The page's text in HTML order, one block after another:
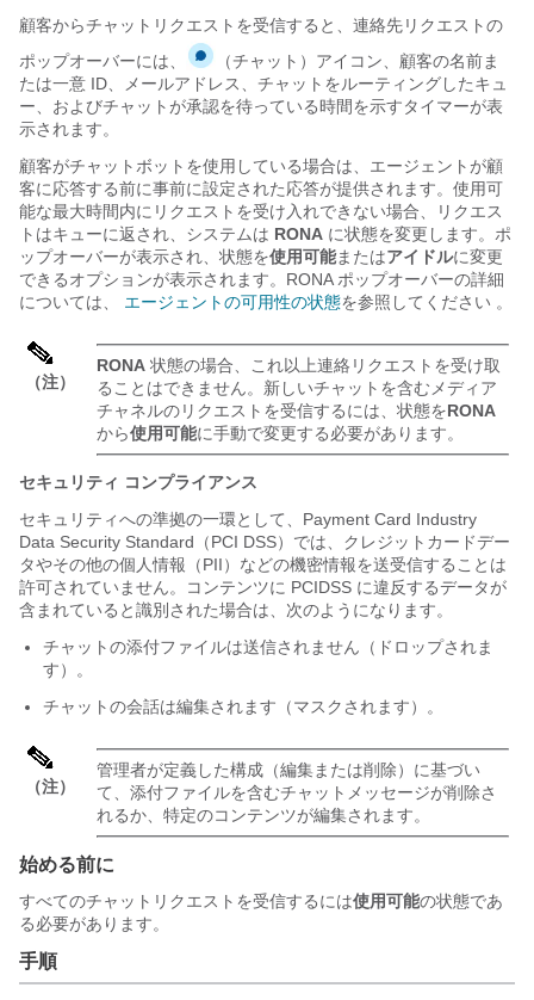
顧客からチャットリクエストを受信すると、連絡先リクエストの
ポップオーバーには、
（チャット）アイコン、顧客の名前ま
たは一意 ID、メールアドレス、チャットをルーティングしたキュ
ー、およびチャットが承認を待っている時間を示すタイマーが表
示されます。
顧客がチャットボット を使用している場合は、エージェントが顧
客に応答する前に事前に設定された応答が提供されます。使用可
能な最大時間内にリクエストを受け入れできない場合、リクエス
トはキューに返され、システムは RONA に状態を変更します。 ポ
ップオーバーが表示され、状態を使用可能またはアイドルに変更
できるオプションが表示されます。RONA ポップオーバーの詳細
については、 エージェントの可用性の状態を参照してください 。
（注）
RONA 状態の場合、これ以上連絡リクエストを受け取
ることはできません。新しいチャットを含むメディア
チャネルのリクエストを受信するには、状態をRONA
から使用可能に手動で変更する必要があります。
セキュリティ コンプライアンス
セキュリティへの準拠の一環として、Payment Card Industry
Data Security Standard（PCI DSS）では、クレジットカードデー
タやその他の個人情報（PII）などの機密情報を送受信することは
許可されていません。コンテンツに PCIDSS に違反するデータが
含まれていると識別された場合は、次のようになります。
チャットの添付ファイルは送信されません（ドロップされま
す）。
チャットの会話は編集されます（マスクされます）。
（注）
管理者が定義した構成（編集または削除）に基づい
て、添付ファイルを含むチャットメッセージが削除さ
れるか、特定のコンテンツが編集されます。
始める前に
すべてのチャットリクエストを受信するには使用可能の状態であ
る必要があります。
手順